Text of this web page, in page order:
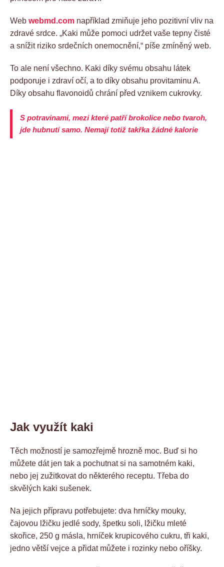
Web webmd.com například zmiňuje jeho pozitivní vliv na
zdravé srdce. „Kaki může pomoci udržet vaše tepny čisté
a snížit riziko srdečních onemocnění,“ píše zmíněný web.
To ale není všechno. Kaki díky svému obsahu látek
podporuje i zdraví očí, a to díky obsahu provitaminu A.
Díky obsahu flavonoidů chrání před vznikem cukrovky.
S potravinami, mezi které patří brokolice nebo tvaroh,
jde hubnutí samo. Nemají totiž takřka žádné kalorie
Jak využít kaki
Těch možností je samozřejmě hrozně moc. Buď si ho
můžete dát jen tak a pochutnat si na samotném kaki,
nebo jej zužitkovat do některého receptu. Třeba do
skvělých kaki sušenek.
Na jejich přípravu potřebujete: dva hrníčky mouky,
čajovou lžičku jedlé sody, špetku soli, lžičku mleté
skořice, 250 g másla, hrníček krupicového cukru, tři kaki,
jedno větší vejce a přidat můžete i rozinky nebo oříšky.